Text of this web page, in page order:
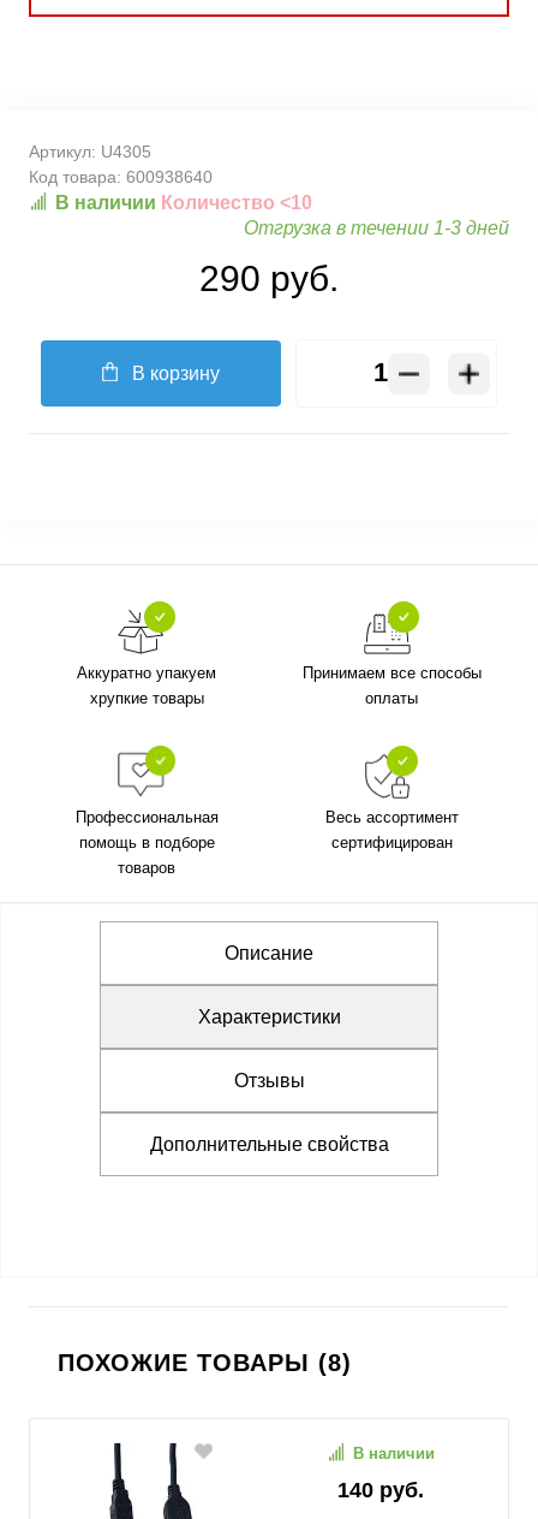
Артикул: U4305
Код товара: 600938640
В наличии Количество <10
Отгрузка в течении 1-3 дней
290 руб.
В корзину
Аккуратно упакуем
хрупкие товары
Принимаем все способы
оплаты
Профессиональная
помощь в подборе
товаров
Весь ассортимент
сертифицирован
Описание
Характеристики
Отзывы
Дополнительные свойства
ПОХОЖИЕ ТОВАРЫ (8)
140 руб.
В наличии